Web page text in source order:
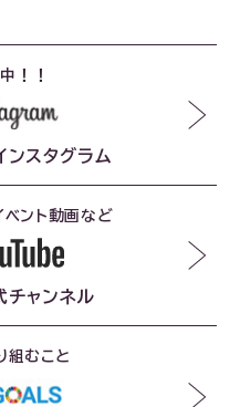
！！
スタグラム
ベント動画など
ャンネル
組むこと